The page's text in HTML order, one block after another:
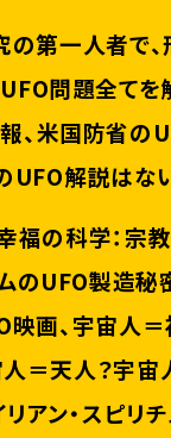
の第一人者で
UFO問題全てを
、米国防省の
UFO解説はな
福の科学：宗
のUFO製造秘
画、 宇宙人＝
＝天人？宇宙
アン・スピリ